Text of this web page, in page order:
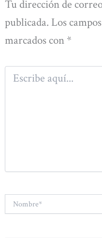
Tu dirección de
publicada. Los
marcados con *
Escribe
aquí...